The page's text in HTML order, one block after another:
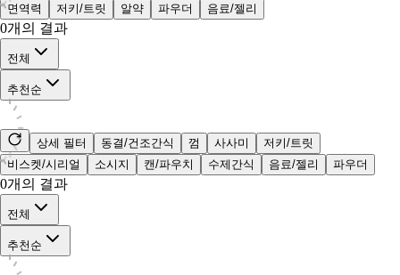
면역력
저키/트릿 알약 파우더 음료/젤리
0개의 결과
전체
추천순
상세 필터 동결/건조간식 껌 사사미
저키/트릿
비스켓/시리얼
소시지 캔/파우치 수제간식 음료/젤리 파우더
0개의 결과
전체
추천순